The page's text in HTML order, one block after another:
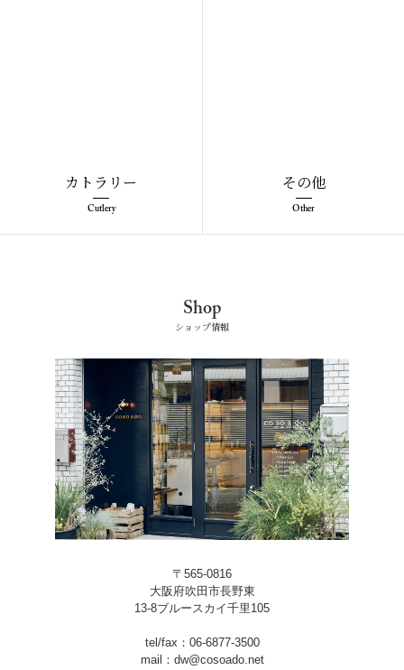
カトラリー
Cutlery
その他
Other
Shop
ショップ情報
〒565-0816
大阪府吹田市長野東
13-8ブルースカイ千里105
tel/fax：06-6877-3500
mail：dw@cosoado.net